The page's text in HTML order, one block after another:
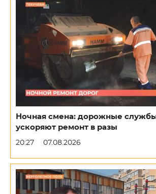
Ночная смена: дорожные
ускоряют ремонт в разы
20:27 07.08.2026